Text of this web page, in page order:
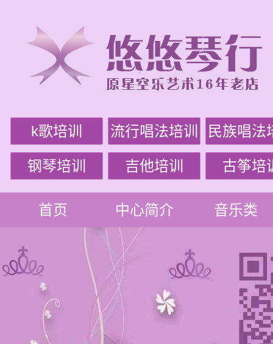
k歌培训 流行唱法培训 民族唱法
钢琴培训 吉他培训 古筝培
首页 中心简介 音乐类